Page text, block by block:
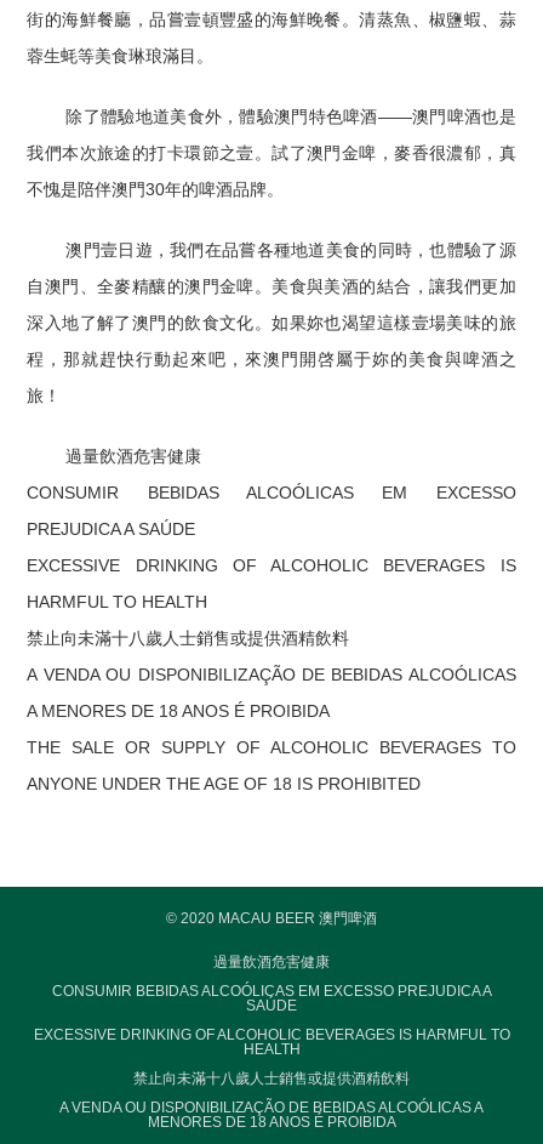
街的海鮮餐廳，品嘗壹頓豐盛的海鮮晚餐。清蒸魚、椒鹽蝦、蒜
蓉生蚝等美食琳琅滿目。
除了體驗地道美食外，體驗澳門特色啤酒——澳門啤酒也是
我們本次旅途的打卡環節之壹。試了澳門金啤，麥香很濃郁，真
不愧是陪伴澳門30年的啤酒品牌。
澳門壹日遊，我們在品嘗各種地道美食的同時，也體驗了源
自澳門、全麥精釀的澳門金啤。美食與美酒的結合，讓我們更加
深入地了解了澳門的飲食文化。如果妳也渴望這樣壹場美味的旅
程，那就趕快行動起來吧，來澳門開啓屬于妳的美食與啤酒之
旅！
過量飲酒危害健康
CONSUMIR BEBIDAS ALCOÓLICAS EM EXCESSO
PREJUDICA A SAÚDE
EXCESSIVE DRINKING OF ALCOHOLIC BEVERAGES IS
HARMFUL TO HEALTH
禁止向未滿十八歲人士銷售或提供酒精飲料
A VENDA OU DISPONIBILIZAÇÃO DE BEBIDAS ALCOÓLICAS
A MENORES DE 18 ANOS É PROIBIDA
THE SALE OR SUPPLY OF ALCOHOLIC BEVERAGES TO
ANYONE UNDER THE AGE OF 18 IS PROHIBITED
© 2020 MACAU BEER 澳門啤酒
過量飲酒危害健康
CONSUMIR BEBIDAS ALCOÓLICAS EM EXCESSO PREJUDICA A
SAÚDE
EXCESSIVE DRINKING OF ALCOHOLIC BEVERAGES IS HARMFUL TO
HEALTH
禁止向未滿十八歲人士銷售或提供酒精飲料
A VENDA OU DISPONIBILIZAÇÃO DE BEBIDAS ALCOÓLICAS A
MENORES DE 18 ANOS É PROIBIDA